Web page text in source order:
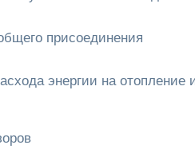
присоединения
энергии на